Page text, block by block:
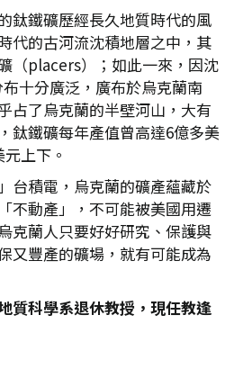
鈦鐵礦歷經長久地質時代的風
代的古河流沈積地層之中，其
（placers）；如此一來，因沈
十分廣泛，廣布於烏克蘭南
占了烏克蘭的半壁河山，大有
鈦鐵礦每年產值曾高達6億多美
上下。
台積電，烏克蘭的礦產蘊藏於
不動產」，不可能被美國用遷
克蘭人只要好好研究、保護與
又豐產的礦場，就有可能成為
質科學系退休教授，現任教逢